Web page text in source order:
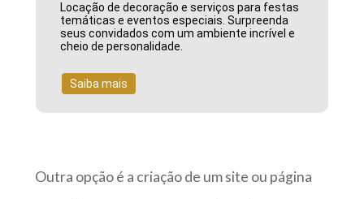
Locação de decoração e serviços para festas
temáticas e eventos especiais. Surpreenda
seus convidados com um ambiente incrível e
cheio de personalidade.
Saiba mais
Outra opção é a criação de um site ou página